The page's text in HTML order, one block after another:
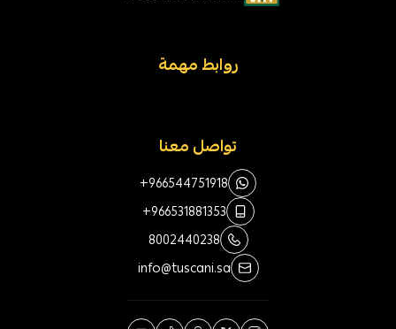
روابط مهمة
تواصل معنا
+966544751918
+966531881353
8002440238
info@tuscani.sa